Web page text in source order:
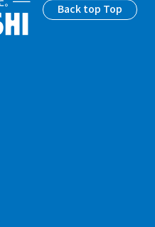
Back top Top